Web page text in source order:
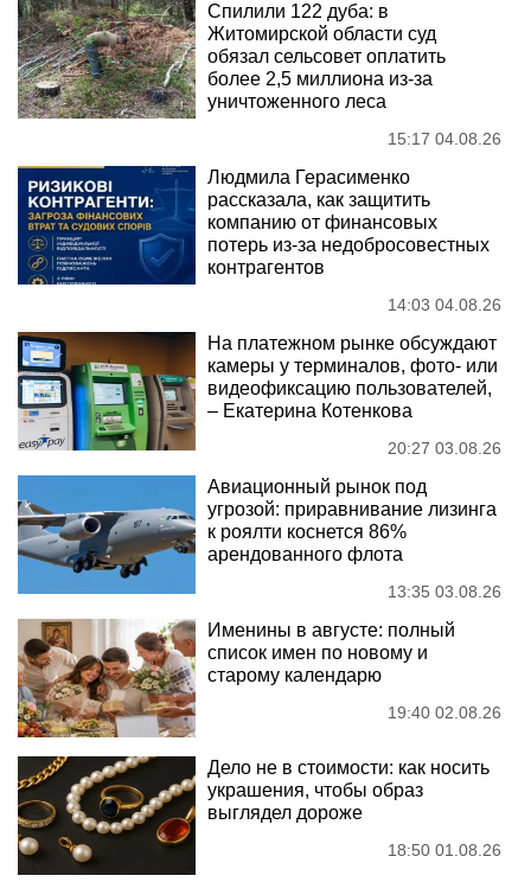
Спилили 122 дуба: в
Житомирской области суд
обязал сельсовет оплатить
более 2,5 миллиона из-за
уничтоженного леса
15:17 04.08.26
Людмила Герасименко
рассказала, как защитить
компанию от финансовых
потерь из-за недобросовестных
контрагентов
14:03 04.08.26
На платежном рынке обсуждают
камеры у терминалов, фото- или
видеофиксацию пользователей,
– Екатерина Котенкова
20:27 03.08.26
Авиационный рынок под
угрозой: приравнивание лизинга
к роялти коснется 86%
арендованного флота
13:35 03.08.26
Именины в августе: полный
список имен по новому и
старому календарю
19:40 02.08.26
Дело не в стоимости: как носить
украшения, чтобы образ
выглядел дороже
18:50 01.08.26